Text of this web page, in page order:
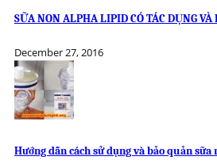
SỮA NON ALPHA LIPID CÓ TÁC DỤNG
December 27, 2016
Hướng dẫn cách sử dụng và bảo quản sữa